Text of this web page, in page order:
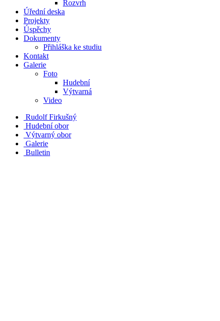
Rozvrh
Úřední deska
Projekty
Úspěchy
Dokumenty
Přihláška ke studiu
Kontakt
Galerie
Foto
Hudební
Výtvarná
Video
Rudolf Firkušný
Hudební obor
Výtvarný obor
Galerie
Bulletin